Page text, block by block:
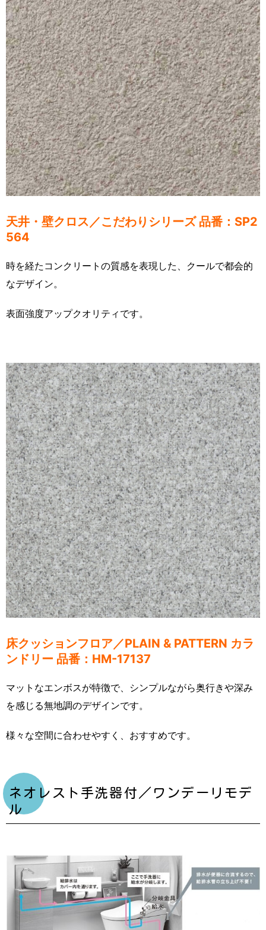
天井・壁クロス／こだわりシリーズ 品番：SP2
564
時を経たコンクリートの質感を表現した、クールで都会的
なデザイン。
表面強度アップクオリティです。
床クッションフロア／PLAIN & PATTERN カラ
ンドリー 品番：HM-17137
マットなエンボスが特徴で、シンプルながら奥行きや深み
を感じる無地調のデザインです。
様々な空間に合わせやすく、おすすめです。
ネオレスト手洗器付／ワンデーリモデ
ル